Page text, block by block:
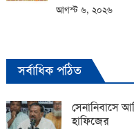
আগস্ট ৬, ২০২৬
সর্বাধিক পঠিত
সেনানিবাসে
হাফিজের